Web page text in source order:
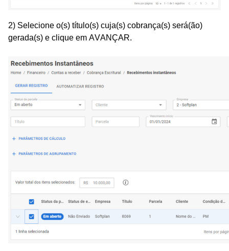
2) Selecione o(s) título(s) cuja(s) cobrança(s) será(ão)
gerada(s) e clique em AVANÇAR.